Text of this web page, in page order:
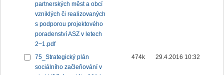
partnerských měst a obcí
vzniklých či realizovaných
s podporou projektového
poradenství ASZ v letech
2~1.pdf
75_Strategický plán
sociálního začleňování v
474k 29.4.2016 10:32